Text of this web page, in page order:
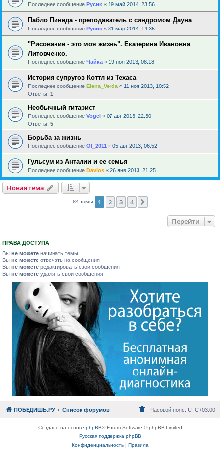
Последнее сообщение Русик « 19 май 2014, 23:56
Пабло Пинеда - преподаватель с синдромом Дауна
Последнее сообщение Русик « 31 мар 2014, 14:35
"Рисование - это моя жизнь". Екатерина Ивановна
Литовченко.
Последнее сообщение Чайка « 19 ноя 2013, 08:18
История супругов Коттл из Техаса
Последнее сообщение Elena_Verda « 11 ноя 2013, 10:52
Ответы: 1
Необычный гитарист
Последнее сообщение Vogel « 07 авг 2013, 22:30
Ответы: 5
Борьба за жизнь
Последнее сообщение Ol_2011 « 05 авг 2013, 06:52
Гульсум из Анталии и ее семья
Последнее сообщение Davlos « 26 янв 2013, 21:25
Новая тема
84 темы 1 2 3 4
Перейти
ПРАВА ДОСТУПА
Вы не можете начинать темы
Вы не можете отвечать на сообщения
Вы не можете редактировать свои сообщения
Вы не можете удалять свои сообщения
ПОБЕДИШЬ.РУ Список форумов Часовой пояс: UTC+03:00
Создано на основе phpBB® Forum Software © phpBB Limited
Русская поддержка phpBB
Конфиденциальность| Правила